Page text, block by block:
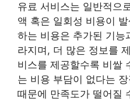
유료 서비스는 일반적으
액 혹은 일회성 비용이
하는 비용은 추가된 기능
라지며, 더 많은 정보를
비스를 제공할수록 비쌀
는 비용 부담이 없다는
때문에 만족도가 떨어질